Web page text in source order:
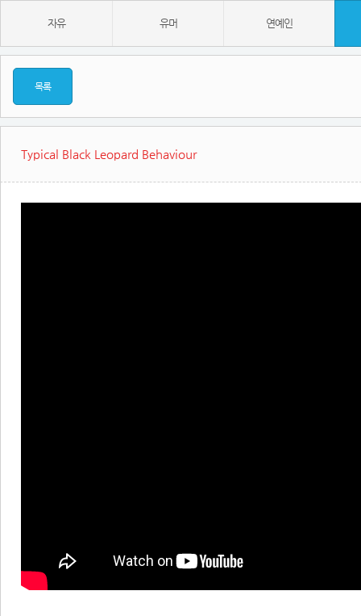
자유 유머 연예인
목록
Typical Black Leopard Behaviour